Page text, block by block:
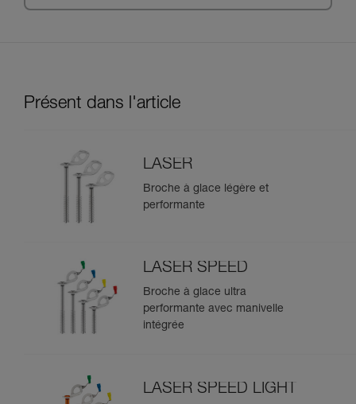
Présent dans l'article
LASER
Broche à glace légère et
performante
LASER SPEED
Broche à glace ultra
performante avec manivelle
intégrée
LASER SPEED LIGHT